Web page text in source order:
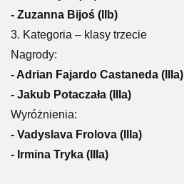
- Zuzanna Bijoś (IIb)
3. Kategoria – klasy trzecie
Nagrody:
- Adrian Fajardo Castaneda (IIIa)
- Jakub Potaczała (IIIa)
Wyróżnienia:
- Vadyslava Frolova (IIIa)
- Irmina Tryka (IIIa)